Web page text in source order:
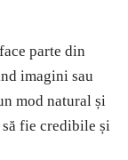
parte din
imagini sau
mod natural și
fie credibile și